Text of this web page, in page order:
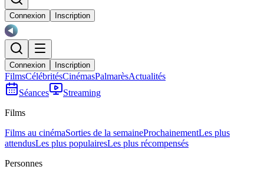
Connexion Inscription
Connexion Inscription
FilmsCélébritésCinémasPalmarèsActualités
Séances
Streaming
Films
Films au cinémaSorties de la semaineProchainementLes plus
attendusLes plus populairesLes plus récompensés
Personnes